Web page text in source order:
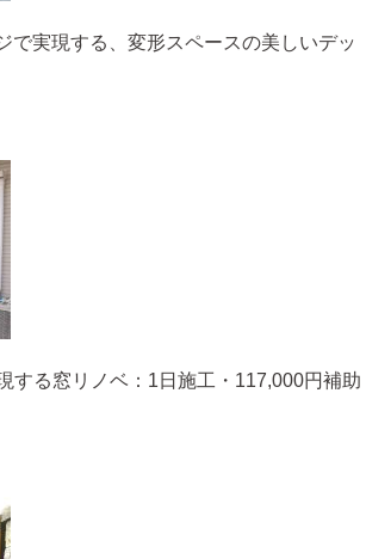
で実現する、変形スペースの美しいデッ
する窓リノベ：1日施工・117,000円補助